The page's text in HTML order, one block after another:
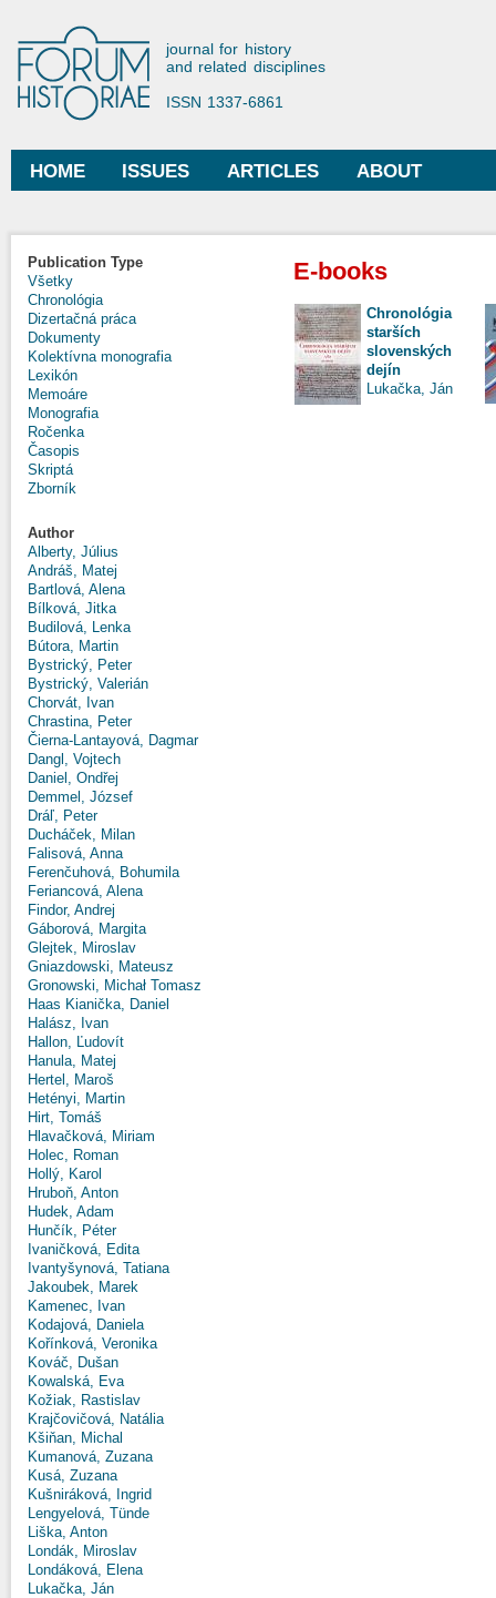
Forum Historiae
journal for history
and related disciplines
ISSN 1337-6861
Main menu
HOME ISSUES ARTICLES ABOUT
Publication Type
Všetky
Chronológia
Dizertačná práca
Dokumenty
Kolektívna monografia
Lexikón
Memoáre
Monografia
Ročenka
Časopis
Skriptá
Zborník
Author
Alberty, Július
Andráš, Matej
Bartlová, Alena
Bílková, Jitka
Budilová, Lenka
Bútora, Martin
Bystrický, Peter
Bystrický, Valerián
Chorvát, Ivan
Chrastina, Peter
Čierna-Lantayová, Dagmar
Dangl, Vojtech
Daniel, Ondřej
Demmel, József
Dráľ, Peter
Ducháček, Milan
Falisová, Anna
Ferenčuhová, Bohumila
Feriancová, Alena
Findor, Andrej
Gáborová, Margita
Glejtek, Miroslav
Gniazdowski, Mateusz
Gronowski, Michał Tomasz
Haas Kianička, Daniel
Halász, Ivan
Hallon, Ľudovít
Hanula, Matej
Hertel, Maroš
Hetényi, Martin
Hirt, Tomáš
Hlavačková, Miriam
Holec, Roman
Hollý, Karol
Hruboň, Anton
Hudek, Adam
Hunčík, Péter
Ivaničková, Edita
Ivantyšynová, Tatiana
Jakoubek, Marek
Kamenec, Ivan
Kodajová, Daniela
Kořínková, Veronika
Kováč, Dušan
Kowalská, Eva
Kožiak, Rastislav
Krajčovičová, Natália
Kšiňan, Michal
Kumanová, Zuzana
Kusá, Zuzana
Kušniráková, Ingrid
Lengyelová, Tünde
Liška, Anton
Londák, Miroslav
Londáková, Elena
Lukačka, Ján
E-books
Chronológia
starších
slovenských
dejín
Lukačka, Ján